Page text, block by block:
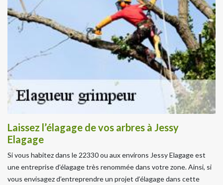
Laissez l’élagage de vos arbres à Jessy
Elagage
Si vous habitez dans le 22330 ou aux environs Jessy Elagage est
une entreprise d’élagage très renommée dans votre zone. Ainsi, si
vous envisagez d’entreprendre un projet d’élagage dans cette